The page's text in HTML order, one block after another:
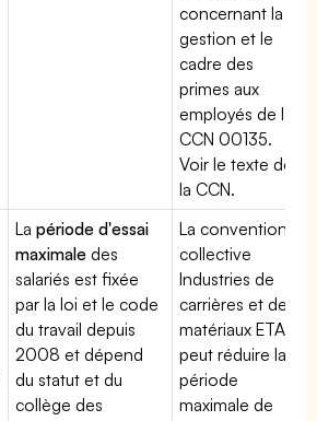
concernant la
gestion et le
cadre des
primes aux
employés de la
CCN 00135.
Voir le texte de
la CCN.
Lapériode d'essai
maximale des
salariés est fixée
par la loi et le code
du travail depuis
2008 et dépend
du statut et du
collège des
La convention
collective
Industries de
carrières et de
matériaux ETAM
peut réduire la
période
maximale de